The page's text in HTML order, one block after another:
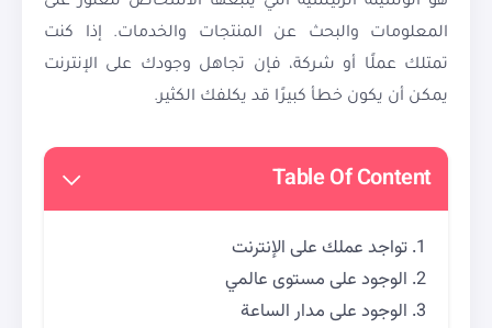
المعلومات والبحث عن المنتجات والخدمات. إذا كنت
تمتلك عملًا أو شركة، فإن تجاهل وجودك على الإنترنت
يمكن أن يكون خطأ كبيرًا قد يكلفك الكثير.
Table Of Content
تواجد عملك على الإنترنت
الوجود على مستوى عالمي
الوجود على مدار الساعة